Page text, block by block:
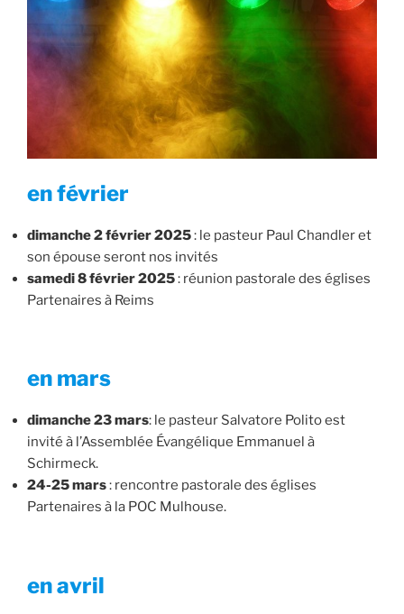
en février
dimanche 2 février 2025: le pasteur Paul Chandler et
son épouse seront nos invités
samedi 8 février 2025: réunion pastorale des églises
Partenaires à Reims
en mars
dimanche 23 mars: le pasteur Salvatore Polito est
invité à l’Assemblée Évangélique Emmanuel à
Schirmeck.
24-25 mars: rencontre pastorale des églises
Partenaires à la POC Mulhouse.
en avril